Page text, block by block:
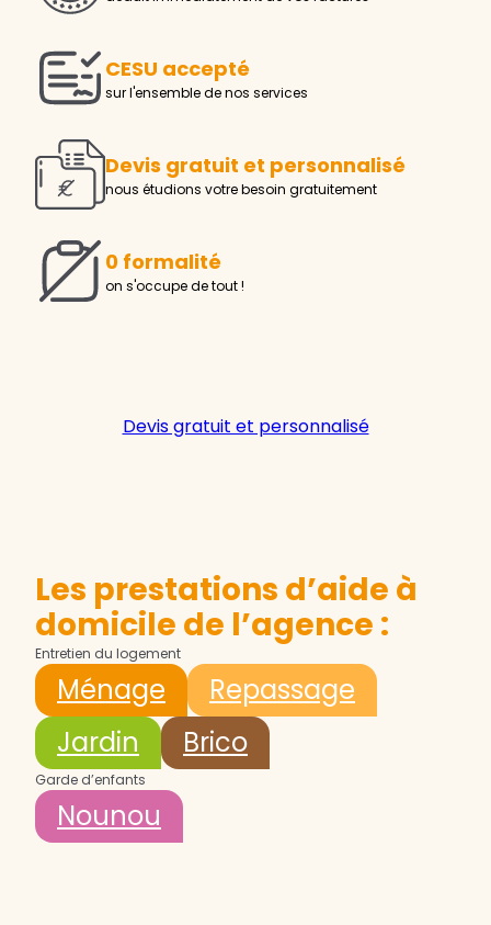
CESU accepté
sur l'ensemble de nos services
Devis gratuit et personnalisé
nous étudions votre besoin gratuitement
0 formalité
on s'occupe de tout !
Devis gratuit et personnalisé
Les prestations d’aide à
domicile de l’agence :
Entretien du logement
Ménage
Repassage
Jardin
Brico
Garde d’enfants
Nounou